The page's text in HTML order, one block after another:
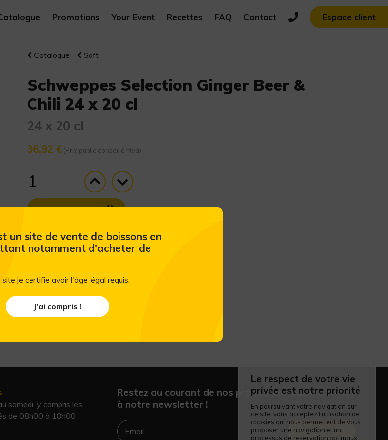
Promotions Your Event Recettes FAQ Contact Espace client
Catalogue Soft
Schweppes Selection Ginger Beer &
Chili 24 x 20 cl
24 x 20 cl
36.92 €(Prix public conseillé htva)
Ajouter au panier
samedi, y compris les
de 08h00 à 18h00
Restez au courant de nos promos en vous inscrivant
à notre newsletter !
Envoyer
Le respect de votre vie
privée est notre priorité
En poursuivant votre navigation sur
ce site, vous acceptez l’utilisation de
cookies qui nous permettent de vous
proposer une navigation et un
processus de réservation optimaux.
un site de vente de boissons en
notamment d'acheter de
je certifie avoir l'âge légal requis.
J'ai compris !